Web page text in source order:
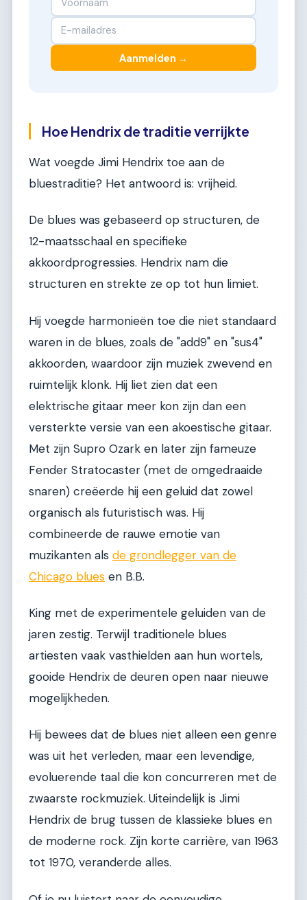
Aanmelden →
Hoe Hendrix de traditie verrijkte
Wat voegde Jimi Hendrix toe aan de
bluestraditie? Het antwoord is: vrijheid.
De blues was gebaseerd op structuren, de
12-maatsschaal en specifieke
akkoordprogressies. Hendrix nam die
structuren en strekte ze op tot hun limiet.
Hij voegde harmonieën toe die niet standaard
waren in de blues, zoals de "add9" en "sus4"
akkoorden, waardoor zijn muziek zwevend en
ruimtelijk klonk. Hij liet zien dat een
elektrische gitaar meer kon zijn dan een
versterkte versie van een akoestische gitaar.
Met zijn Supro Ozark en later zijn fameuze
Fender Stratocaster (met de omgedraaide
snaren) creëerde hij een geluid dat zowel
organisch als futuristisch was. Hij
combineerde de rauwe emotie van
muzikanten als de grondlegger van de
Chicago blues en B.B.
King met de experimentele geluiden van de
jaren zestig. Terwijl traditionele blues
artiesten vaak vasthielden aan hun wortels,
gooide Hendrix de deuren open naar nieuwe
mogelijkheden.
Hij bewees dat de blues niet alleen een genre
was uit het verleden, maar een levendige,
evoluerende taal die kon concurreren met de
zwaarste rockmuziek. Uiteindelijk is Jimi
Hendrix de brug tussen de klassieke blues en
de moderne rock. Zijn korte carrière, van 1963
tot 1970, veranderde alles.